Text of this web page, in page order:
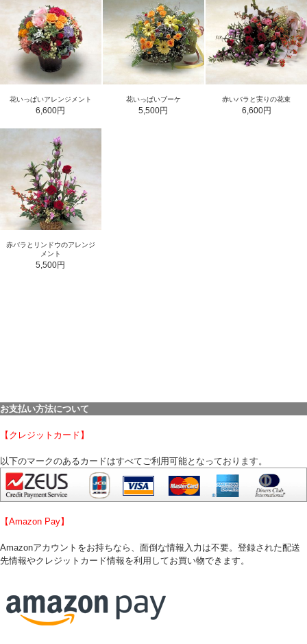
花いっぱいアレンジメント
6,600円
花いっぱいブーケ
5,500円
赤いバラと実りの花束
6,600円
赤バラとリンドウのアレンジ
メント
5,500円
お支払い方法について
【クレジットカード】
以下のマークのあるカードはすべてご利用可能となっております。
【Amazon Pay】
Amazonアカウントをお持ちなら、面倒な情報入力は不要。登録された配送
先情報やクレジットカード情報を利用してお買い物できます。